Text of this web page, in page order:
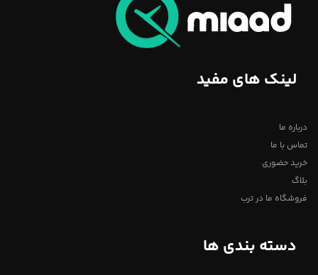
لینک های مفید
درباره ما
تماس با ما
خرید حضوری
بلاگ
فروشگاه ما در ترب
دسته بندی ها